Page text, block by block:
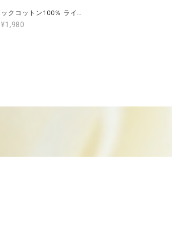
【日本製】オーガニックコットン100％ ライトスヌード（耳穴あり）
¥1,980